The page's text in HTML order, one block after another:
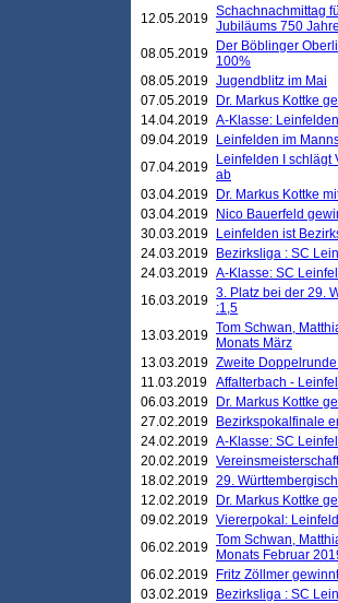
12.05.2019 Schachnachmittag
Jubiläums 750
08.05.2019
Der Böblinger
100%
08.05.2019 Jugendblitz im Mai
07.05.2019
Dr. Markus Kottke
14.04.2019 A-Klasse:
09.04.2019
Leinfelden im
07.04.2019
Leinfelden I schlägt
ab
03.04.2019
Dr. Markus Kottke
03.04.2019
Nico Bauerfeld
30.03.2019
Leinfelden ist
24.03.2019
Bezirksliga : SC
24.03.2019 A-Klasse: SC
16.03.2019 3. Platz bei der 29.
:1,5
13.03.2019 Tom Schwan,
Monats März
13.03.2019 Zweite
11.03.2019 Affalterbach -
06.03.2019
Dr. Markus Kottke
27.02.2019
Bezirkspokalfinale
24.02.2019 A-Klasse: SC
20.02.2019
18.02.2019 29.
12.02.2019
Dr. Markus Kottke
09.02.2019 Viererpokal:
06.02.2019 Tom Schwan,
Monats Februar
06.02.2019
Fritz Zöllmer
03.02.2019
Bezirksliga : SC